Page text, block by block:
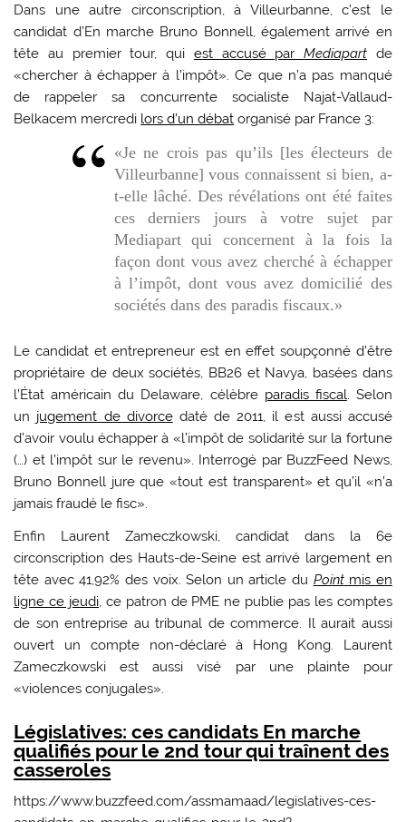
Dans une autre circonscription, à Villeurbanne, c’est le
candidat d’En marche Bruno Bonnell, également arrivé en
tête au premier tour, qui est accusé parMediapart de
«chercher à échapper à l’impôt». Ce que n’a pas manqué
de rappeler sa concurrente socialiste Najat-Vallaud-
Belkacem mercredi lors d’un débat organisé par France 3:
«Je ne crois pas qu’ils [les électeurs de
Villeurbanne] vous connaissent si bien, a-
t-elle lâché. Des révélations ont été faites
ces derniers jours à votre sujet par
Mediapartqui concernent à la fois la
façon dont vous avez cherché à échapper
à l’impôt, dont vous avez domicilié des
sociétés dans des paradis fiscaux.»
Le candidat et entrepreneur est en effet soupçonné d’être
propriétaire de deux sociétés, BB26 et Navya, basées dans
l’État américain du Delaware, célèbre paradis fiscal. Selon
un jugement de divorcedaté de 2011, il est aussi accusé
d’avoir voulu échapper à «l’impôt de solidarité sur la fortune
(…) et l’impôt sur le revenu». Interrogé par BuzzFeed News,
Bruno Bonnell jure que «tout est transparent» et qu’il «n’a
jamais fraudé le fisc».
Enfin Laurent Zameczkowski, candidat dans la 6e
circonscription des Hauts-de-Seine est arrivé largement en
tête avec 41,92% des voix. Selon un article du Pointmis en
ligne ce jeudi,ce patron de PME ne publie pas les comptes
de son entreprise au tribunal de commerce. Il aurait aussi
ouvert un compte non-déclaré à Hong Kong. Laurent
Zameczkowski est aussi visé par une plainte pour
«violences conjugales».
Législatives: ces candidats En marche
qualifiés pour le 2nd tour qui traînent des
casseroles
https://www.buzzfeed.com/assmamaad/legislatives-ces-